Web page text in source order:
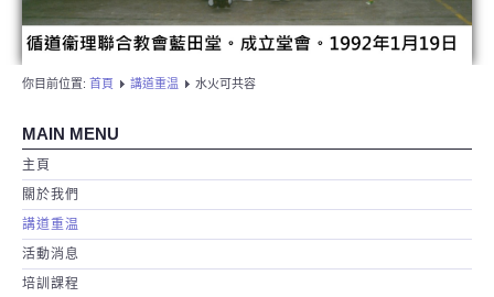
你目前位置: 首頁 講道重温 水火可共容
MAIN MENU
主頁
關於我們
講道重温
活動消息
培訓課程